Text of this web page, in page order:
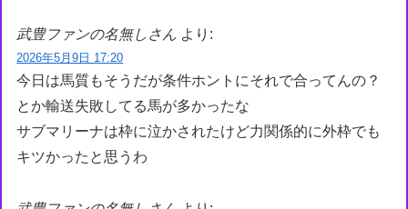
武豊ファンの名無しさん より:
2026年5月9日 17:20
今日は馬質もそうだが条件ホントにそれで合ってんの？
とか輸送失敗してる馬が多かったな
サブマリーナは枠に泣かされたけど力関係的に外枠でも
キツかったと思うわ